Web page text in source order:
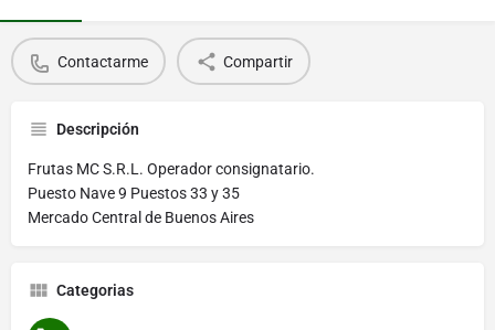
Contactarme Compartir
Descripción
Frutas MC S.R.L. Operador consignatario.
Puesto Nave 9 Puestos 33 y 35
Mercado Central de Buenos Aires
Categorias